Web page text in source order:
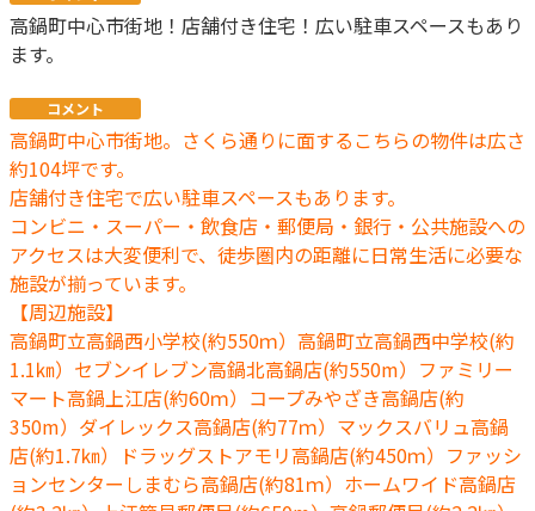
高鍋町中心市街地！店舗付き住宅！広い駐車スペースもあり
ます。
コメント
高鍋町中心市街地。さくら通りに面するこちらの物件は広さ
約104坪です。
店舗付き住宅で広い駐車スペースもあります。
コンビニ・スーパー・飲食店・郵便局・銀行・公共施設への
アクセスは大変便利で、徒歩圏内の距離に日常生活に必要な
施設が揃っています。
【周辺施設】
高鍋町立高鍋西小学校(約550ｍ）高鍋町立高鍋西中学校(約
1.1㎞）セブンイレブン高鍋北高鍋店(約550m）ファミリー
マート高鍋上江店(約60ｍ）コープみやざき高鍋店(約
350m）ダイレックス高鍋店(約77ｍ）マックスバリュ高鍋
店(約1.7㎞）ドラッグストアモリ高鍋店(約450ｍ）ファッシ
ョンセンターしまむら高鍋店(約81ｍ）ホームワイド高鍋店